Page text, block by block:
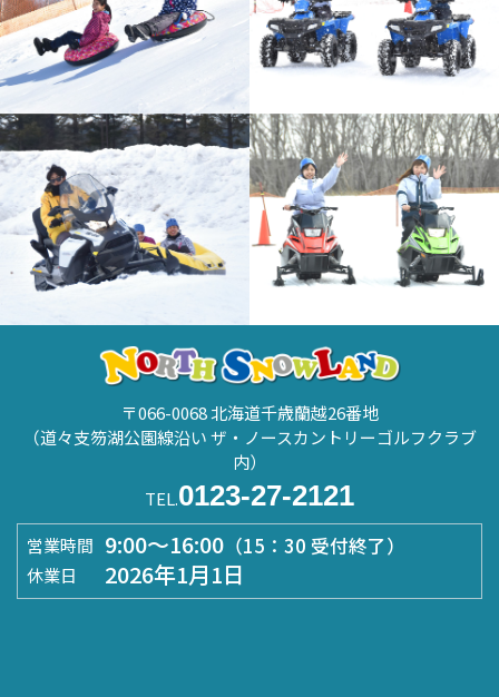
〒066-0068 北海道千歳蘭越26番地
（道々支笏湖公園線沿い ザ・ノースカントリーゴルフクラブ
内）
TEL.0123-27-2121
営業時間 9:00～16:00 （15：30 受付終了）
休業日 2026年1月1日